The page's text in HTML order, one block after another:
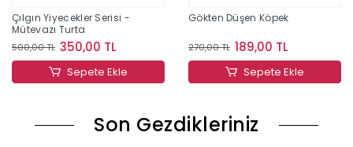
Çılgın Yiyecekler Serisi -
Mütevazı Turta
500,00 TL 350,00 TL
Sepete Ekle
Gökten Düşen Köpek
270,00 TL 189,00 TL
Sepete Ekle
Son Gezdikleriniz